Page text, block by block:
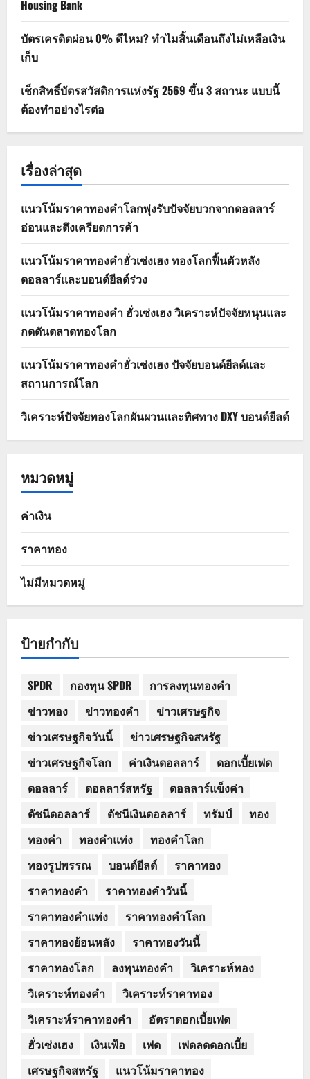
Housing Bank
บัตรเครดิตผ่อน 0% ดีไหม? ทำไมสิ้นเดือนถึงไม่เหลือเงิน
เก็บ
เช็กสิทธิ์บัตรสวัสดิการแห่งรัฐ 2569 ขึ้น 3 สถานะ แบบนี้
ต้องทำอย่างไรต่อ
เรื่องล่าสุด
แนวโน้มราคาทองคำโลกพุ่งรับปัจจัยบวกจากดอลลาร์
อ่อนและตึงเครียดการค้า
แนวโน้มราคาทองคำฮั่วเซ่งเฮง ทองโลกฟื้นตัวหลัง
ดอลลาร์และบอนด์ยีลด์ร่วง
แนวโน้มราคาทองคำ ฮั่วเซ่งเฮง วิเคราะห์ปัจจัยหนุนและ
กดดันตลาดทองโลก
แนวโน้มราคาทองคำฮั่วเซ่งเฮง ปัจจัยบอนด์ยีลด์และ
สถานการณ์โลก
วิเคราะห์ปัจจัยทองโลกผันผวนและทิศทาง DXY บอนด์ยีลด์
หมวดหมู่
ค่าเงิน
ราคาทอง
ไม่มีหมวดหมู่
ป้ายกำกับ
SPDR กองทุน SPDR
การลงทุนทองคำ
ข่าวทอง
ข่าวทองคำ
ข่าวเศรษฐกิจ
ข่าวเศรษฐกิจวันนี้
ข่าวเศรษฐกิจสหรัฐ
ข่าวเศรษฐกิจโลก
ค่าเงินดอลลาร์
ดอกเบี้ยเฟด
ดอลลาร์
ดอลลาร์สหรัฐ
ดอลลาร์แข็งค่า
ดัชนีดอลลาร์
ดัชนีเงินดอลลาร์ ทรัมป์
ทอง
ทองคำ
ทองคำแท่ง
ทองคำโลก
ทองรูปพรรณ
บอนด์ยีลด์
ราคาทอง
ราคาทองคำ
ราคาทองคำวันนี้
ราคาทองคำแท่ง
ราคาทองคำโลก
ราคาทองย้อนหลัง
ราคาทองวันนี้
ราคาทองโลก
ลงทุนทองคำ
วิเคราะห์ทอง
วิเคราะห์ทองคำ
วิเคราะห์ราคาทอง
วิเคราะห์ราคาทองคำ
อัตราดอกเบี้ยเฟด
ฮั่วเซ่งเฮง
เงินเฟ้อ เฟด
เฟดลดดอกเบี้ย
เศรษฐกิจสหรัฐ
แนวโน้มราคาทอง